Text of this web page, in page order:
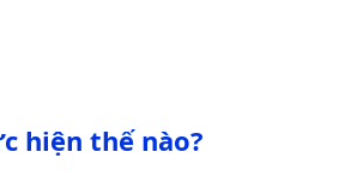
hiện thế nào?